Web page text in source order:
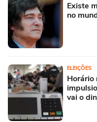
Existe
no
ELEIÇÕES
Horário
vai o